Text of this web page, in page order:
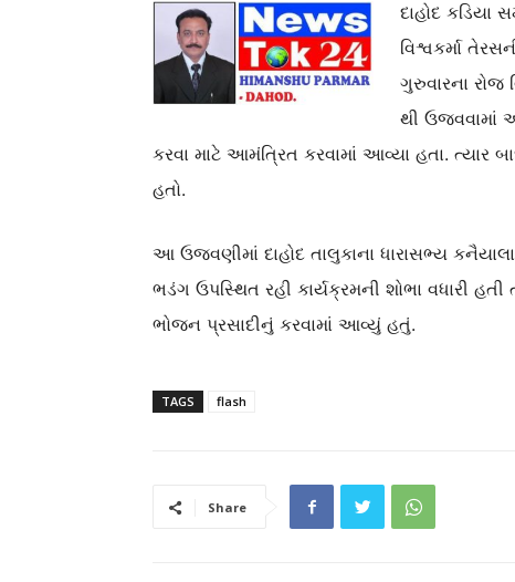
દાહોદ કડિયા
વિશ્વકર્મા
ગુરુવારના રોજ
થી ઉજવવામાં
કરવા માટે આમંત્રિત કરવામાં આવ્યા હતા. ત્યાર
હતો.
આ ઉજવણીમાં દાહોદ તાલુકાના ધારાસભ્ય
ભડંગ ઉપસ્થિત રહી કાર્યક્રમની શોભા વધારી હતી
ભોજન પ્રસાદીનું કરવામાં આવ્યું હતું.
TAGS flash
Share